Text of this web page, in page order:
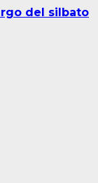
del silbato